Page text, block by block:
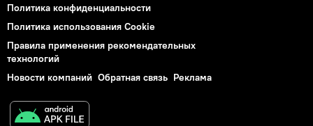
Политика конфиденциальности
Политика использования Cookie
Правила применения рекомендательных
технологий
Новости компаний Обратная связь Реклама